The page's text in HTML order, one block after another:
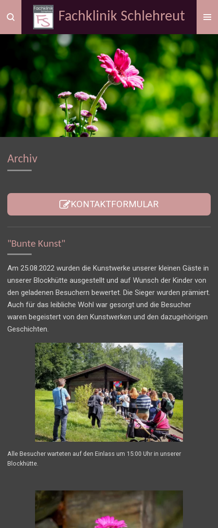
Hauptinhalt
springen
Fachklinik Schlehreut
Archiv
KONTAKTFORMULAR
"Bunte Kunst"
Am 25.08.2022 wurden die Kunstwerke unserer kleinen Gäste in
unserer Blockhütte ausgestellt und auf Wunsch der Kinder von
den geladenen Besuchern bewertet. Die Sieger wurden prämiert.
Auch für das leibliche Wohl war gesorgt und die Besucher
waren begeistert von den Kunstwerken und den dazugehörigen
Geschichten.
Alle Besucher warteten auf den Einlass um 15:00 Uhr in unserer
Blockhütte.